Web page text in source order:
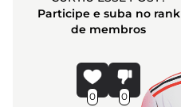
Participe e suba no rank
de membros
0 0